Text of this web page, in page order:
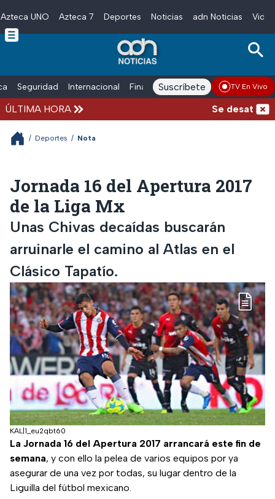
Skip to main content
Azteca UNO Azteca 7 Deportes Noticias adn Noticias
Seguridad Internacional Finanzas adn Noticias Radio
Suscríbete TV En Vivo
ÚLTIMA HORA Se desata
/ Deportes / Nota
Jornada 16 del Apertura 2017
de la Liga Mx
Unas Chivas decaídas buscarán
arruinarle el camino al Atlas en el
Clásico Tapatío.
KAL|1_eu2qbt60
La Jornada 16 del Apertura 2017 arrancará este fin de
semana, y con ello la pelea de varios equipos por ya
asegurar de una vez por todas, su lugar dentro de la
Liguilla del fútbol mexicano.